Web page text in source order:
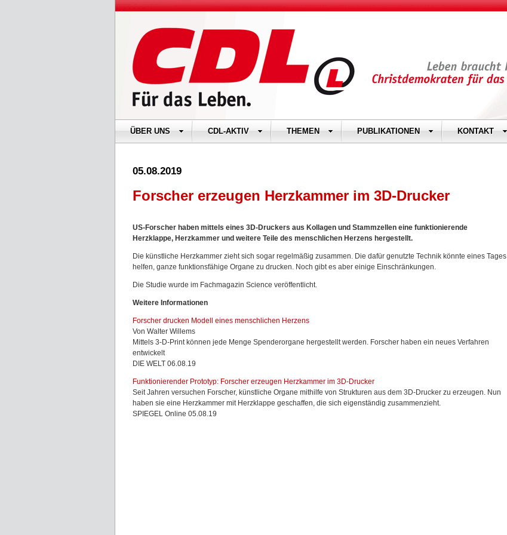
ÜBER UNS CDL-AKTIV THEMEN PUBLIKATIONEN KONTAKT
05.08.2019
Forscher erzeugen Herzkammer im 3D-Drucker
US-Forscher haben mittels eines 3D-Druckers aus Kollagen und Stammzellen eine funktionierende
Herzklappe, Herzkammer und weitere Teile des menschlichen Herzens hergestellt.
Die künstliche Herzkammer zieht sich sogar regelmäßig zusammen. Die dafür genutzte Technik könnte eines Tages
helfen, ganze funktionsfähige Organe zu drucken. Noch gibt es aber einige Einschränkungen.
Die Studie wurde im Fachmagazin Science veröffentlicht.
Weitere Informationen
Forscher drucken Modell eines menschlichen Herzens
Von Walter Willems
Mittels 3-D-Print können jede Menge Spenderorgane hergestellt werden. Forscher haben ein neues Verfahren
entwickelt
DIE WELT 06.08.19
Funktionierender Prototyp: Forscher erzeugen Herzkammer im 3D-Drucker
Seit Jahren versuchen Forscher, künstliche Organe mithilfe von Strukturen aus dem 3D-Drucker zu erzeugen. Nun
haben sie eine Herzkammer mit Herzklappe geschaffen, die sich eigenständig zusammenzieht.
SPIEGEL Online 05.08.19